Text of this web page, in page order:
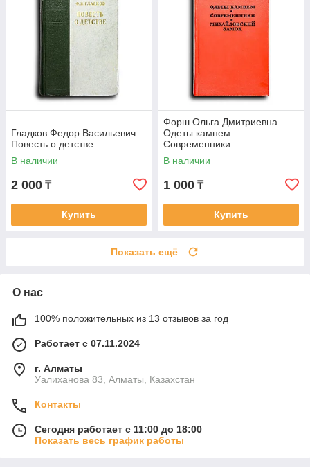
Гладков Федор Васильевич.
Повесть о детстве
В наличии
2 000 ₸
Купить
Форш Ольга Дмитриевна.
Одеты камнем.
Современники.
Михайловский замок
В наличии
1 000 ₸
Купить
Показать ещё
О нас
100% положительных из 13 отзывов за год
Работает с 07.11.2024
г. Алматы
Уалиханова 83, Алматы, Казахстан
Контакты
Сегодня работает с 11:00 до 18:00
Показать весь график работы